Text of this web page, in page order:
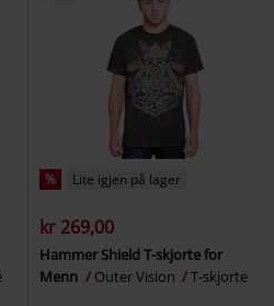
% Lite igjen på lager
kr 269,00
Hammer Shield T-skjorte for
Menn
Outer Vision T-skjorte